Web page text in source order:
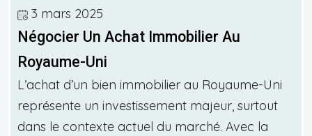
3 mars 2025
Négocier Un Achat Immobilier Au
Royaume-Uni
L’achat d’un bien immobilier au Royaume-Uni
représente un investissement majeur, surtout
dans le contexte actuel du marché. Avec la